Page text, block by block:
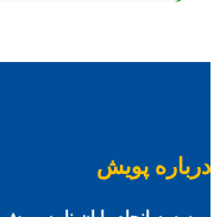
درباره پویش